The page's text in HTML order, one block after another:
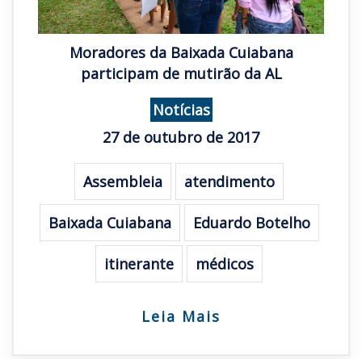
Moradores da Baixada Cuiabana
participam de mutirão da AL
Notícias
27 de outubro de 2017
Assembleia atendimento
Baixada Cuiabana Eduardo Botelho
itinerante médicos
Leia Mais